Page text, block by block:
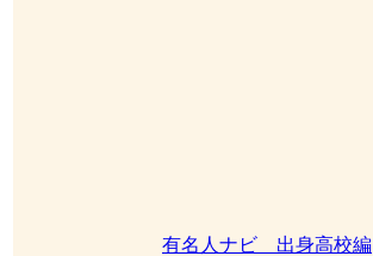
有名人ナビ 出身高校編